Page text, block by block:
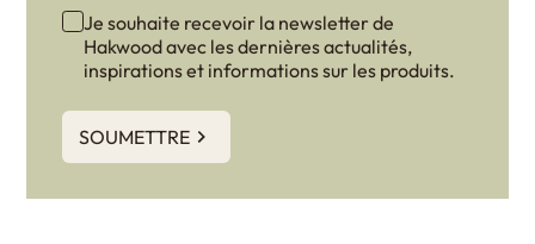
Je souhaite recevoir la newsletter de
Hakwood avec les dernières actualités,
inspirations et informations sur les produits.
SOUMETTRE